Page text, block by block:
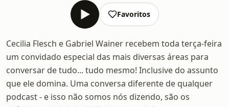
Favoritos
Cecilia Flesch e Gabriel Wainer recebem toda terça-feira
um convidado especial das mais diversas áreas para
conversar de tudo... tudo mesmo! Inclusive do assunto
que ele domina. Uma conversa diferente de qualquer
podcast - e isso não somos nós dizendo, são os